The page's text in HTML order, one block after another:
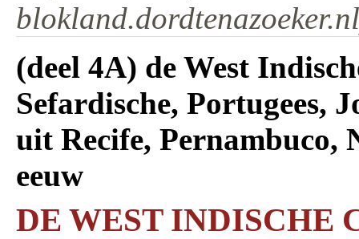
(deel 4A) de West
Sefardische, Portugees,
uit Recife, Pernambuco,
eeuw
DE WEST INDISCHE